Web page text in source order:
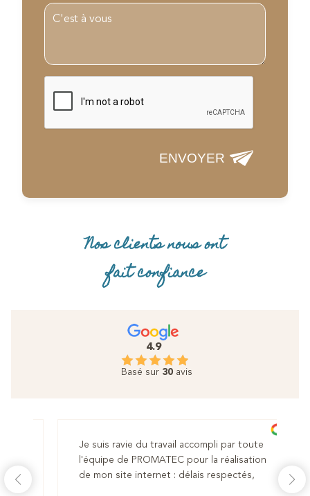
ENVOYER
Nos clients nous ont
fait confiance
4.9
Basé sur 30 avis
Je suis ravie du travail accompli par toute
l'équipe de PROMATEC pour la réalisation
de mon site internet : délais respectés,